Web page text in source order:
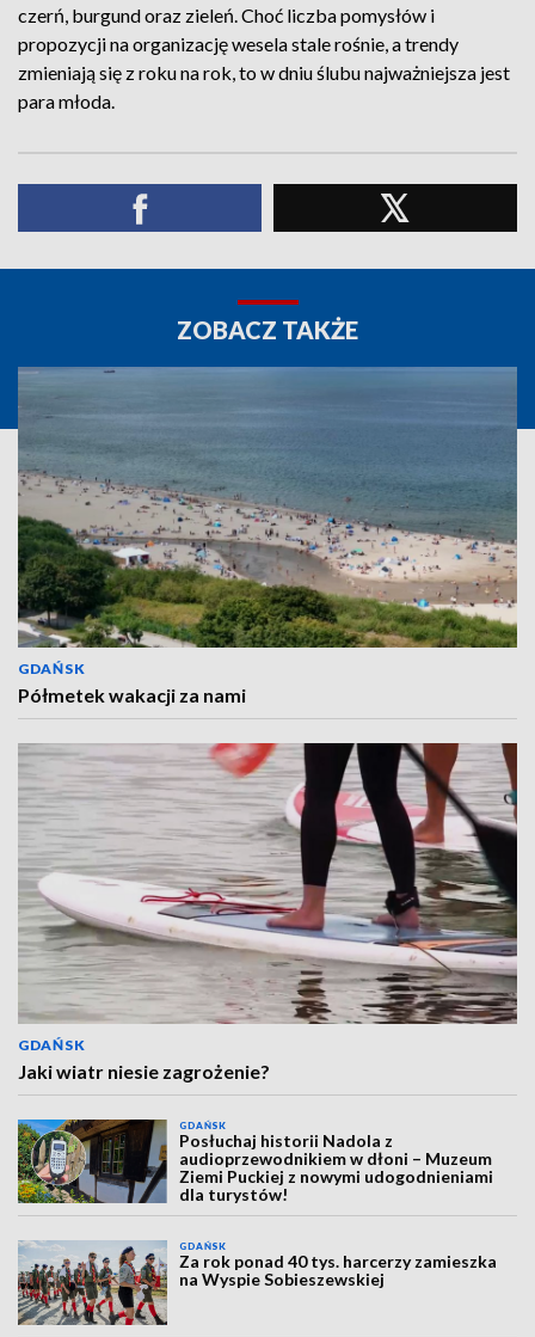
czerń, burgund oraz zieleń. Choć liczba pomysłów i
propozycji na organizację wesela stale rośnie, a trendy
zmieniają się z roku na rok, to w dniu ślubu najważniejsza jest
para młoda.
ZOBACZ TAKŻE
GDAŃSK
Półmetek wakacji za nami
GDAŃSK
Jaki wiatr niesie zagrożenie?
GDAŃSK
Posłuchaj historii Nadola z
audioprzewodnikiem w dłoni – Muzeum
Ziemi Puckiej z nowymi udogodnieniami
dla turystów!
GDAŃSK
Za rok ponad 40 tys. harcerzy zamieszka
na Wyspie Sobieszewskiej